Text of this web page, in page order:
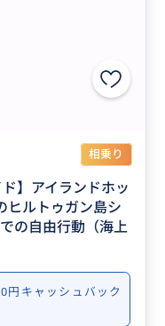
相乗り
】アイランドホッ
ヒルトゥガン島シ
の自由行動（海上
円キャッシュバック